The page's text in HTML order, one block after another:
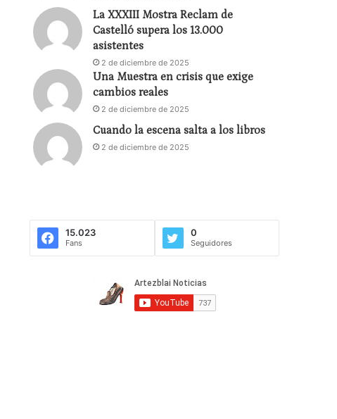
La XXXIII Mostra Reclam de
Castelló supera los 13.000
asistentes
2 de diciembre de 2025
Una Muestra en crisis que exige
cambios reales
2 de diciembre de 2025
Cuando la escena salta a los libros
2 de diciembre de 2025
15.023
Fans
0
Seguidores